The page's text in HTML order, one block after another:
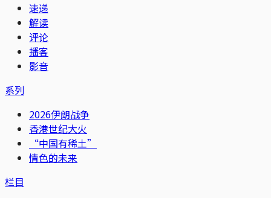
速递
解读
评论
播客
影音
系列
2026伊朗战争
香港世纪大火
“中国有稀土”
情色的未来
栏目